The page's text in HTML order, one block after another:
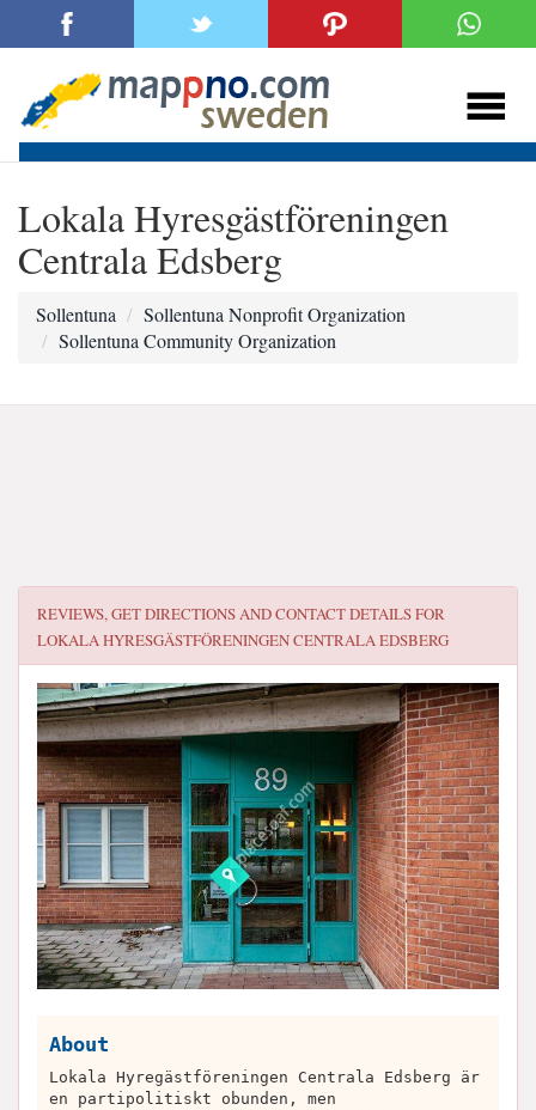
Lokala Hyresgästföreningen
Centrala Edsberg
Sollentuna
Sollentuna Nonprofit Organization
Sollentuna Community Organization
REVIEWS, GET DIRECTIONS AND CONTACT DETAILS FOR
LOKALA HYRESGÄSTFÖRENINGEN CENTRALA EDSBERG
About
Lokala Hyregästföreningen Centrala Edsberg är
en partipolitiskt obunden, men